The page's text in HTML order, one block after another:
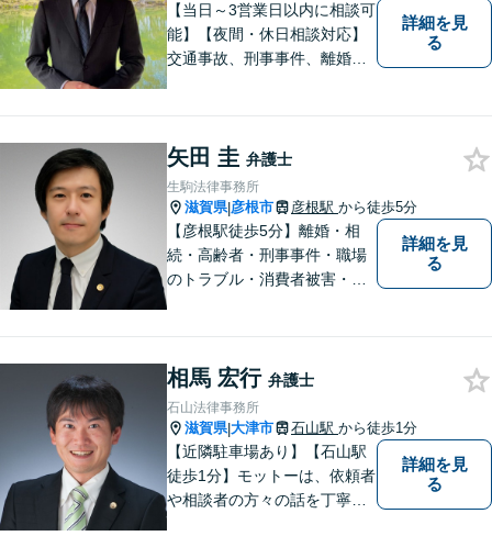
【当日～3営業日以内に相談可
能】【夜間・休日相談対応】
交通事故、刑事事件、離婚・
詳細を見
る
矢田 圭 弁護士
生駒法律事務所
滋賀県|彦根市 彦根駅 から徒歩5分
【彦根駅徒歩5分】離婚・相
続・高齢者・刑事事件・職場
のトラブル・消費者被害・法
詳細を見
る
相馬 宏行 弁護士
石山法律事務所
滋賀県|大津市 石山駅 から徒歩1分
【近隣駐車場あり】【石山駅
徒歩1分】モットーは、依頼者
や相談者の方々の話を丁寧に
詳細を見
る